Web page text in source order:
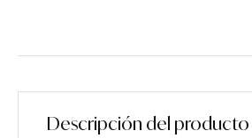
Descripción del producto